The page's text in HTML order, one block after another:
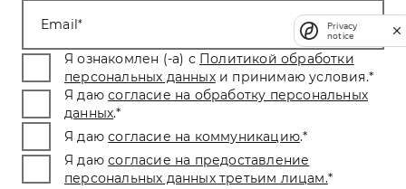
Email
Я ознакомлен (-а) с Политикой обработки
персональных данных и принимаю условия.*
Я даю согласие на обработку персональных
данных.*
Я даю согласие на коммуникацию.*
Я даю согласие на предоставление
персональных данных третьим лицам.*
Privacy
notice